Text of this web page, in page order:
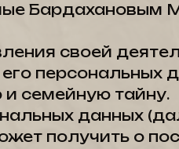
Бардахановым
своей
персональных
и семейную тайну.
данных
получить о